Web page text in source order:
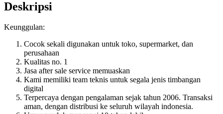
Deskripsi
Keunggulan:
Cocok sekali digunakan untuk toko, supermarket, dan
perusahaan
Kualitas no. 1
Jasa after sale service memuaskan
Kami memiliki team teknis untuk segala jenis timbangan
digital
Terpercaya dengan pengalaman sejak tahun 2006. Transaksi
aman, dengan distribusi ke seluruh wilayah indonesia.